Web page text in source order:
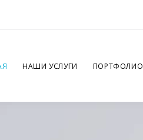
НАШИ УСЛУГИ ПОРТФОЛИО